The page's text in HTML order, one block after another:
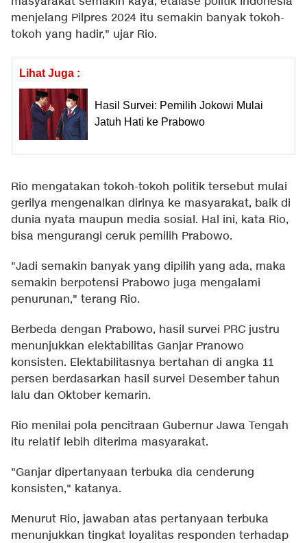
menjelang Pilpres 2024 itu semakin banyak tokoh-
tokoh yang hadir," ujar Rio.
Lihat Juga :
Hasil Survei: Pemilih Jokowi Mulai
Jatuh Hati ke Prabowo
Rio mengatakan tokoh-tokoh politik tersebut mulai
gerilya mengenalkan dirinya ke masyarakat, baik di
dunia nyata maupun media sosial. Hal ini, kata Rio,
bisa mengurangi ceruk pemilih Prabowo.
"Jadi semakin banyak yang dipilih yang ada, maka
semakin berpotensi Prabowo juga mengalami
penurunan," terang Rio.
Berbeda dengan Prabowo, hasil survei PRC justru
menunjukkan elektabilitas Ganjar Pranowo
konsisten. Elektabilitasnya bertahan di angka 11
persen berdasarkan hasil survei Desember tahun
lalu dan Oktober kemarin.
Rio menilai pola pencitraan Gubernur Jawa Tengah
itu relatif lebih diterima masyarakat.
"Ganjar dipertanyaan terbuka dia cenderung
konsisten," katanya.
Menurut Rio, jawaban atas pertanyaan terbuka
menunjukkan tingkat loyalitas responden terhadap